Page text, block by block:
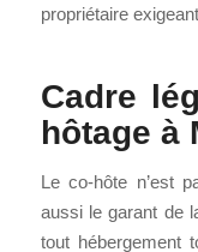
propriétaire
Cadre
hôtage à
Le co-hôte n’est
aussi le garant de
tout hébergement